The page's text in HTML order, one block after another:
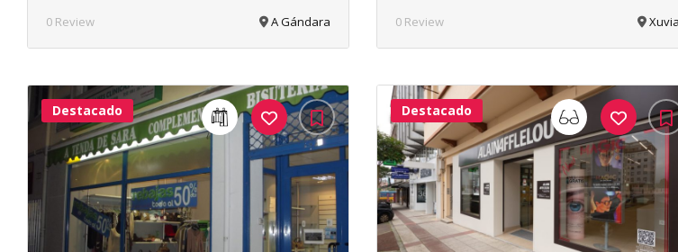
0 Review A Gándara 0 Review Xuvia
40Me
Gusta
Destacado
33Me
Gusta
Destacado